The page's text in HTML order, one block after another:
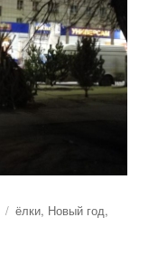
Метки
ёлки, Новый год,